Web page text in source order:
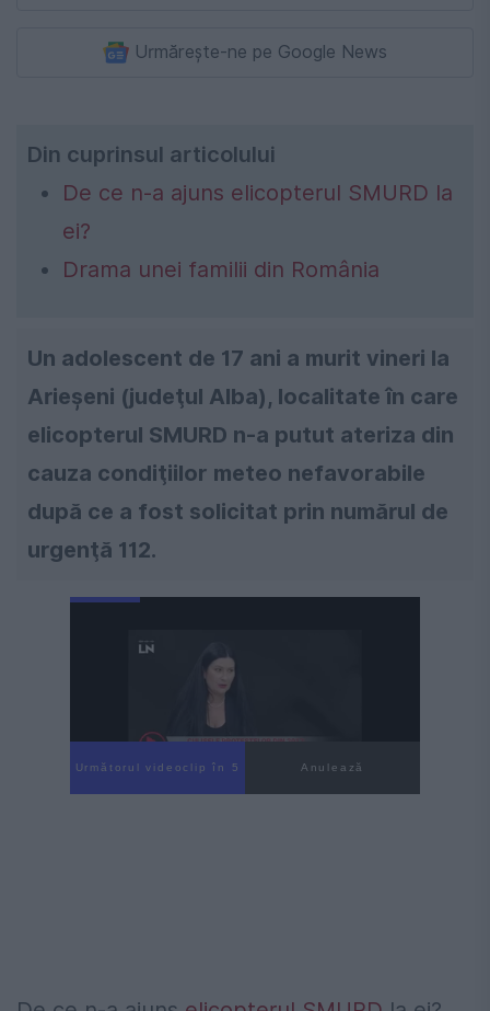
Urmărește-ne pe Google News
Din cuprinsul articolului
De ce n-a ajuns elicopterul SMURD la
ei?
Drama unei familii din România
Un adolescent de 17 ani a murit vineri la
Arieşeni (judeţul Alba), localitate în care
elicopterul SMURD n-a putut ateriza din
cauza condiţiilor meteo nefavorabile
după ce a fost solicitat prin numărul de
urgenţă 112.
Următorul videoclip în 4 Anulează